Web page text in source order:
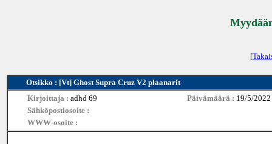
[
Otsikko : [Vt] Ghost Supra Cruz V2 plaanarit
Kirjoittaja : adhd 69 Päivämäärä : 19/5/
Sähköpostiosoite :
WWW-osoite :